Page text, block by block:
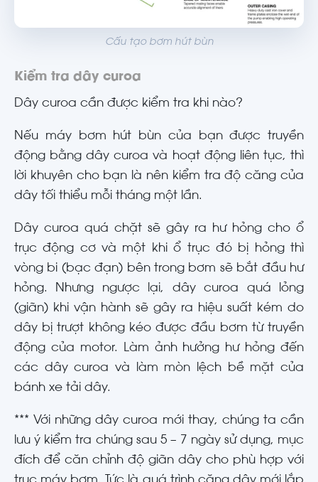
Cấu tạo bơm hút bùn
Kiểm tra dây curoa
Dây curoa cần được kiểm tra khi nào?
Nếu máy bơm hút bùn của bạn được truyền
động bằng dây curoa và hoạt động liên tục, thì
lời khuyên cho bạn là nên kiểm tra độ căng của
dây tối thiểu mỗi tháng một lần.
Dây curoa quá chặt sẽ gây ra hư hỏng cho ổ
trục động cơ và một khi ổ trục đó bị hỏng thì
vòng bi (bạc đạn) bên trong bơm sẽ bắt đầu hư
hỏng. Nhưng ngược lại, dây curoa quá lỏng
(giãn) khi vận hành sẽ gây ra hiệu suất kém do
dây bị trượt không kéo được đầu bơm từ truyền
động của motor. Làm ảnh hưởng hư hỏng đến
các dây curoa và làm mòn lệch bề mặt của
bánh xe tải dây.
*** Với những dây curoa mới thay, chúng ta cần
lưu ý kiểm tra chúng sau 5 – 7 ngày sử dụng, mục
đích để căn chỉnh độ giãn dây cho phù hợp với